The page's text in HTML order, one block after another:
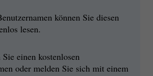
können Sie diesen
lesen.
einen kostenlosen
oder melden Sie sich mit einem